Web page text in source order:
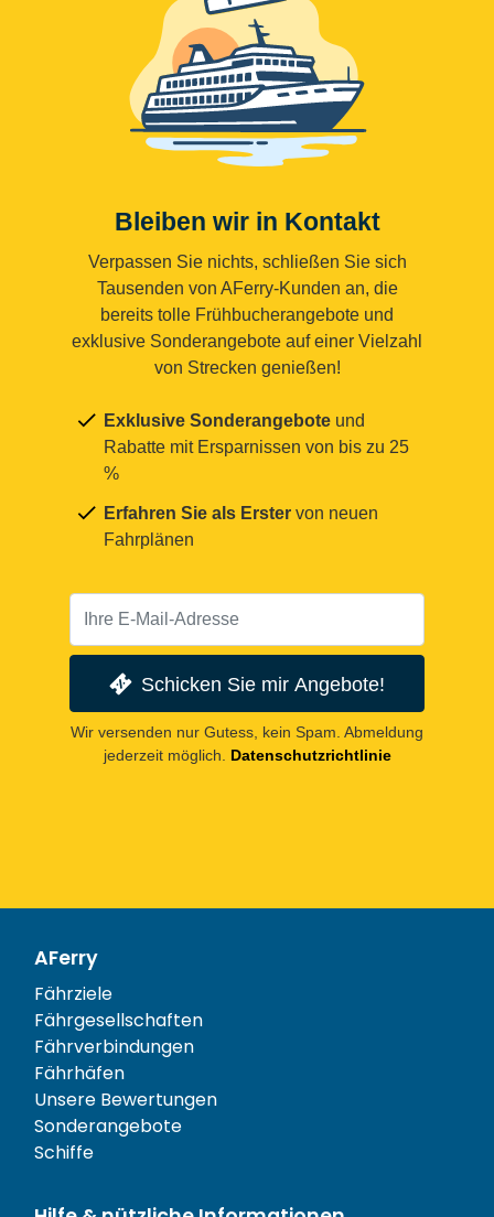
Bleiben wir in Kontakt
Verpassen Sie nichts, schließen Sie sich
Tausenden von AFerry-Kunden an, die
bereits tolle Frühbucherangebote und
exklusive Sonderangebote auf einer Vielzahl
von Strecken genießen!
Exklusive Sonderangebote und
Rabatte mit Ersparnissen von bis zu 25
%
Erfahren Sie als Erster von neuen
Fahrplänen
Schicken Sie mir Angebote!
Wir versenden nur Gutess, kein Spam. Abmeldung
jederzeit möglich.
Datenschutzrichtlinie
AFerry
Fährziele
Fährgesellschaften
Fährverbindungen
Fährhäfen
Unsere Bewertungen
Sonderangebote
Schiffe